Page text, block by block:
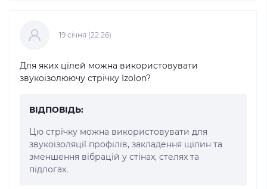
19 cічня (22:26)
Для яких цілей можна використовувати
звукоізолюючу стрічку Izolon?
ВІДПОВІДЬ:
Цю стрічку можна використовувати для
звукоізоляції профілів, закладення щілин та
зменшення вібрацій у стінах, стелях та
підлогах.